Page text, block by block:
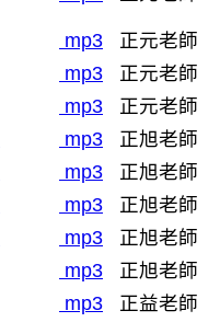
mp3
正元老師
mp3
正元老師
mp3
正元老師
mp3
正旭老師
mp3
正旭老師
mp3
正旭老師
mp3
正旭老師
mp3
正旭老師
mp3
正益老師